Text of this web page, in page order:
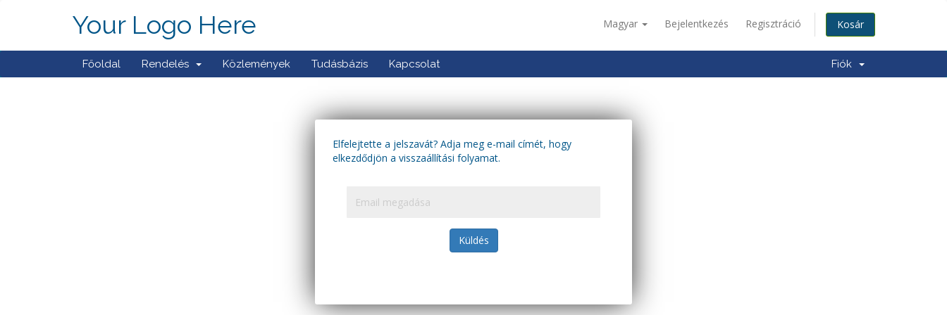
Magyar Bejelentkezés Regisztráció Kosár
Your Logo Here
Főoldal Rendelés Közlemények Tudásbázis Kapcsolat Fiók
Elfelejtette a jelszavát? Adja meg e-mail címét, hogy
elkezdődjön a visszaállítási folyamat.
Küldés